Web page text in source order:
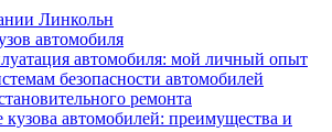
Линкольн
автомобиля
автомобиля: мой личный опыт
безопасности автомобилей
ремонта
автомобилей: преимущества и